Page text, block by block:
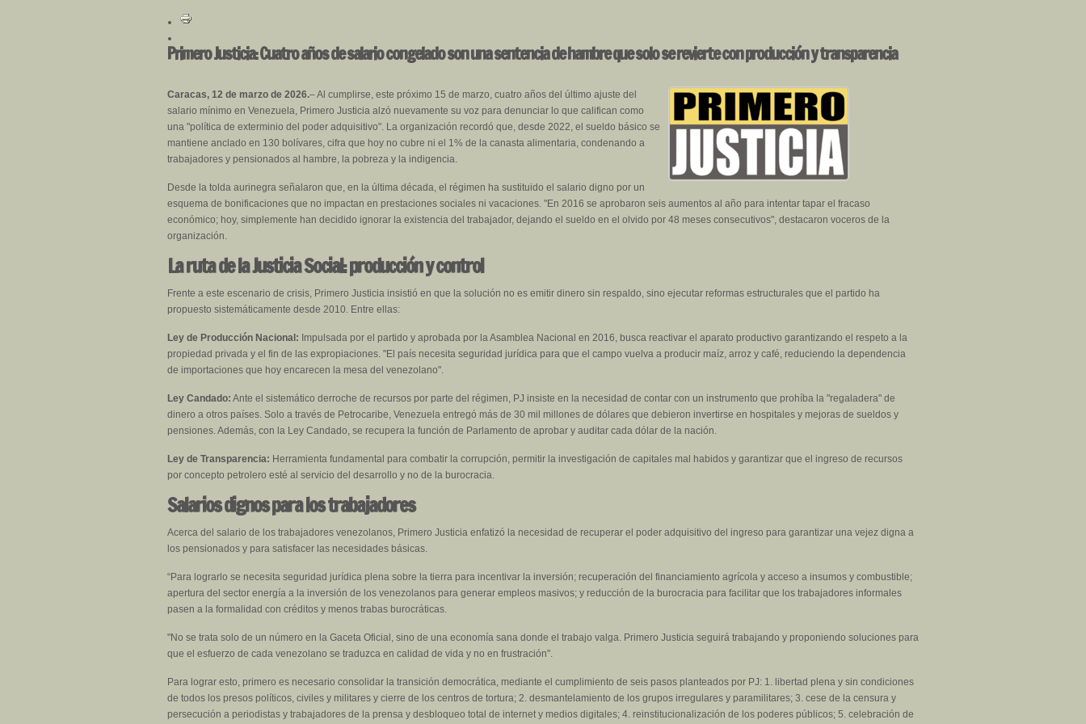
Primero Justicia: Cuatro años de salario congelado son una sentencia de hambre que solo se revierte con producción y transparencia
Caracas, 12 de marzo de 2026.– Al cumplirse, este próximo 15 de marzo, cuatro años del último ajuste del
salario mínimo en Venezuela, Primero Justicia alzó nuevamente su voz para denunciar lo que califican como
una "política de exterminio del poder adquisitivo". La organización recordó que, desde 2022, el sueldo básico se
mantiene anclado en 130 bolívares, cifra que hoy no cubre ni el 1% de la canasta alimentaria, condenando a
trabajadores y pensionados al hambre, la pobreza y la indigencia.
Desde la tolda aurinegra señalaron que, en la última década, el régimen ha sustituido el salario digno por un
esquema de bonificaciones que no impactan en prestaciones sociales ni vacaciones. "En 2016 se aprobaron seis aumentos al año para intentar tapar el fracaso
económico; hoy, simplemente han decidido ignorar la existencia del trabajador, dejando el sueldo en el olvido por 48 meses consecutivos", destacaron voceros de la
organización.
La ruta de la Justicia Social: producción y control
Frente a este escenario de crisis, Primero Justicia insistió en que la solución no es emitir dinero sin respaldo, sino ejecutar reformas estructurales que el partido ha
propuesto sistemáticamente desde 2010. Entre ellas:
Ley de Producción Nacional: Impulsada por el partido y aprobada por la Asamblea Nacional en 2016, busca reactivar el aparato productivo garantizando el respeto a la
propiedad privada y el fin de las expropiaciones. "El país necesita seguridad jurídica para que el campo vuelva a producir maíz, arroz y café, reduciendo la dependencia
de importaciones que hoy encarecen la mesa del venezolano".
Ley Candado: Ante el sistemático derroche de recursos por parte del régimen, PJ insiste en la necesidad de contar con un instrumento que prohíba la "regaladera" de
dinero a otros países. Solo a través de Petrocaribe, Venezuela entregó más de 30 mil millones de dólares que debieron invertirse en hospitales y mejoras de sueldos y
pensiones. Además, con la Ley Candado, se recupera la función de Parlamento de aprobar y auditar cada dólar de la nación.
Ley de Transparencia: Herramienta fundamental para combatir la corrupción, permitir la investigación de capitales mal habidos y garantizar que el ingreso de recursos
por concepto petrolero esté al servicio del desarrollo y no de la burocracia.
Salarios dignos para los trabajadores
Acerca del salario de los trabajadores venezolanos, Primero Justicia enfatizó la necesidad de recuperar el poder adquisitivo del ingreso para garantizar una vejez digna a
los pensionados y para satisfacer las necesidades básicas.
“Para lograrlo se necesita seguridad jurídica plena sobre la tierra para incentivar la inversión; recuperación del financiamiento agrícola y acceso a insumos y combustible;
apertura del sector energía a la inversión de los venezolanos para generar empleos masivos; y reducción de la burocracia para facilitar que los trabajadores informales
pasen a la formalidad con créditos y menos trabas burocráticas.
"No se trata solo de un número en la Gaceta Oficial, sino de una economía sana donde el trabajo valga. Primero Justicia seguirá trabajando y proponiendo soluciones para
que el esfuerzo de cada venezolano se traduzca en calidad de vida y no en frustración".
Para lograr esto, primero es necesario consolidar la transición democrática, mediante el cumplimiento de seis pasos planteados por PJ: 1. libertad plena y sin condiciones
de todos los presos políticos, civiles y militares y cierre de los centros de tortura; 2. desmantelamiento de los grupos irregulares y paramilitares; 3. cese de la censura y
persecución a periodistas y trabajadores de la prensa y desbloqueo total de internet y medios digitales; 4. reinstitucionalización de los poderes públicos; 5. celebración de